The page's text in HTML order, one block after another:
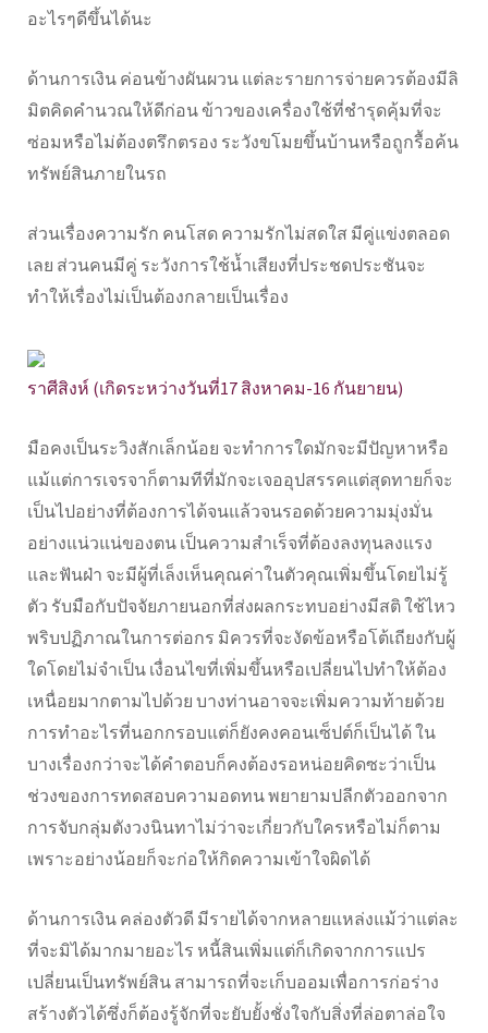
อะไรๆดีขึ้นได้นะ
ด้านการเงิน ค่อนข้างผันผวน แต่ละรายการจ่ายควรต้องมีลิ
มิตคิดคำนวณให้ดีก่อน ข้าวของเครื่องใช้ที่ชำรุดคุ้มที่จะ
ซ่อมหรือไม่ต้องตรึกตรอง ระวังขโมยขึ้นบ้านหรือถูกรื้อค้น
ทรัพย์สินภายในรถ
ส่วนเรื่องความรัก คนโสด ความรักไม่สดใส มีคู่แข่งตลอด
เลย ส่วนคนมีคู่ ระวังการใช้น้ำเสียงที่ประชดประชันจะ
ทำให้เรื่องไม่เป็นต้องกลายเป็นเรื่อง
ราศีสิงห์ (เกิดระหว่างวันที่17 สิงหาคม-16 กันยายน)
มือคงเป็นระวิงสักเล็กน้อย จะทำการใดมักจะมีปัญหาหรือ
แม้แต่การเจรจาก็ตามทีที่มักจะเจออุปสรรคแต่สุดทายก็จะ
เป็นไปอย่างที่ต้องการได้จนแล้วจนรอดด้วยความมุ่งมั่น
อย่างแน่วแน่ของตน เป็นความสำเร็จที่ต้องลงทุนลงแรง
และฟันฝ่า จะมีผู้ที่เล็งเห็นคุณค่าในตัวคุณเพิ่มขึ้นโดยไม่รู้
ตัว รับมือกับปัจจัยภายนอกที่ส่งผลกระทบอย่างมีสติ ใช้ไหว
พริบปฏิภาณในการต่อกร มิควรที่จะงัดข้อหรือโต้เถียงกับผู้
ใดโดยไม่จำเป็น เงื่อนไขที่เพิ่มขึ้นหรือเปลี่ยนไปทำให้ต้อง
เหนื่อยมากตามไปด้วย บางท่านอาจจะเพิ่มความท้ายด้วย
การทำอะไรที่นอกกรอบแต่ก็ยังคงคอนเซ็ปต์ก็เป็นได้ ใน
บางเรื่องกว่าจะได้คำตอบก็คงต้องรอหน่อยคิดซะว่าเป็น
ช่วงของการทดสอบความอดทน พยายามปลีกตัวออกจาก
การจับกลุ่มตังวงนินทาไม่ว่าจะเกี่ยวกับใครหรือไม่ก็ตาม
เพราะอย่างน้อยก็จะก่อให้กิดความเข้าใจผิดได้
ด้านการเงิน คล่องตัวดี มีรายได้จากหลายแหล่งแม้ว่าแต่ละ
ที่จะมิได้มากมายอะไร หนี้สินเพิ่มแต่ก็เกิดจากการแปร
เปลี่ยนเป็นทรัพย์สิน สามารถที่จะเก็บออมเพื่อการก่อร่าง
สร้างตัวได้ซึ่งก็ต้องรู้จักที่จะยับยั้งชั่งใจกับสิ่งที่ล่อตาล่อใจ